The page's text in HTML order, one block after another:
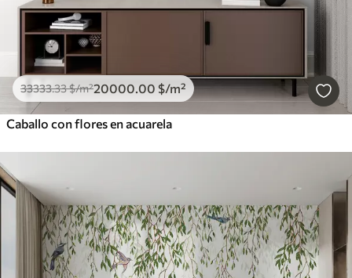
33333.33$/m²20000.00 $/m²
Caballo con flores en acuarela